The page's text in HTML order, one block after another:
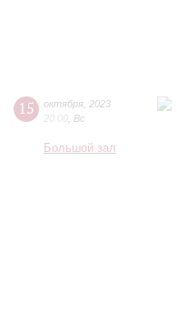
15 октября 2023
20:00 Вс
Большой зал